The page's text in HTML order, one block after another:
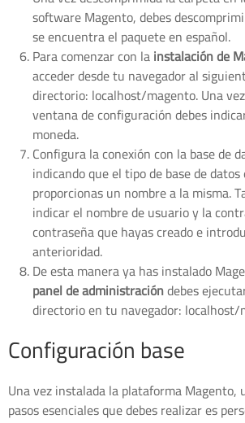
software Magento, debes
se encuentra el paquete en español.
Para comenzar con lainstalación de
acceder desde tu navegador al
directorio: localhost/magento. Una
ventana de configuración debes
moneda.
Configura la conexión con la base de
indicando que el tipo de base de
proporcionas un nombre a la misma.
indicar el nombre de usuario y la
contraseña que hayas creado e
anterioridad.
De esta manera ya has instalado
panel de administracióndebes
directorio en tu navegador:
Configuración base
Una vez instalada la plataforma Magento,
pasos esenciales que debes realizar es